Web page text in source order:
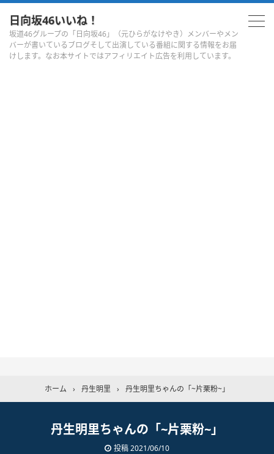
日向坂46いいね！
坂道46グループの「日向坂46」（元ひらがなけやき）メンバーやメン
バーが書いているブログそして出演している番組に関する情報をお届
けします。なお本サイトではアフィリエイト広告を利用しています。
ホーム › 丹生明里 › 丹生明里ちゃんの「~片栗粉~」
丹生明里ちゃんの「~片栗粉~」
投稿2021/06/10